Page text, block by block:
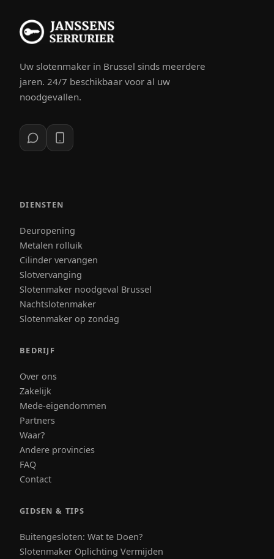
Uw slotenmaker in Brussel sinds meerdere
jaren. 24/7 beschikbaar voor al uw
noodgevallen.
DIENSTEN
Deuropening
Metalen rolluik
Cilinder vervangen
Slotvervanging
Slotenmaker noodgeval Brussel
Nachtslotenmaker
Slotenmaker op zondag
BEDRIJF
Over ons
Zakelijk
Mede-eigendommen
Partners
Waar?
Andere provincies
FAQ
Contact
GIDSEN & TIPS
Buitengesloten: Wat te Doen?
Slotenmaker Oplichting Vermijden